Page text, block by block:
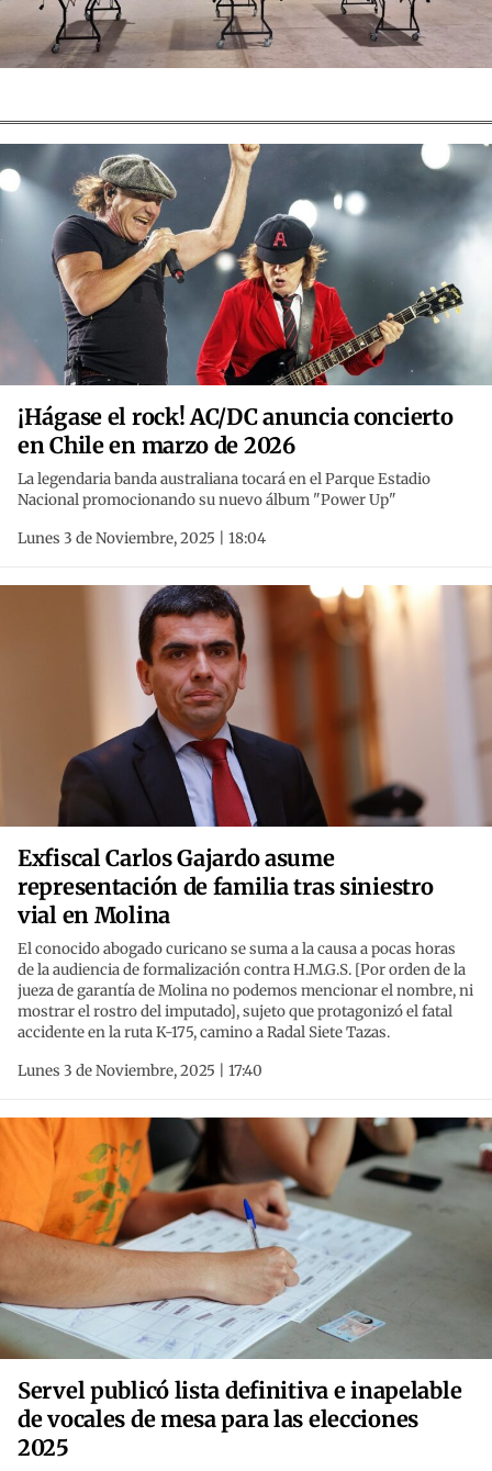
¡Hágase el rock! AC/DC anuncia concierto
en Chile en marzo de 2026
La legendaria banda australiana tocará en el Parque Estadio
Nacional promocionando su nuevo álbum "Power Up"
Lunes 3 de Noviembre, 2025 | 18:04
Exfiscal Carlos Gajardo asume
representación de familia tras siniestro
vial en Molina
El conocido abogado curicano se suma a la causa a pocas horas
de la audiencia de formalización contra H.M.G.S. [Por orden de la
jueza de garantía de Molina no podemos mencionar el nombre, ni
mostrar el rostro del imputado], sujeto que protagonizó el fatal
accidente en la ruta K-175, camino a Radal Siete Tazas.
Lunes 3 de Noviembre, 2025 | 17:40
Servel publicó lista definitiva e inapelable
de vocales de mesa para las elecciones
2025